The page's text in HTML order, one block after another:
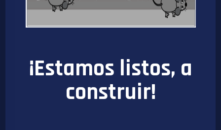
¡Estamos listos, a
construir!